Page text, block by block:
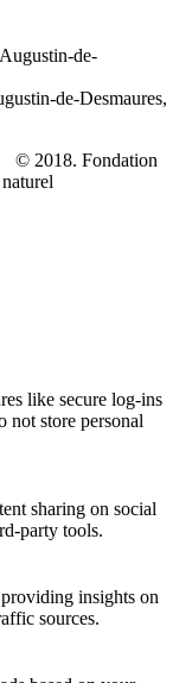
de-
de-Desmaures,
© 2018. Fondation
like secure log-ins
not store personal
sharing on social
party tools.
insights on
sources.